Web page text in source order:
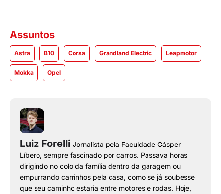
Assuntos
Astra B10 Corsa Grandland Electric Leapmotor
Mokka Opel
Luiz Forelli Jornalista pela Faculdade Cásper
Líbero, sempre fascinado por carros. Passava horas
dirigindo no colo da família dentro da garagem ou
empurrando carrinhos pela casa, como se já soubesse
que seu caminho estaria entre motores e rodas. Hoje,